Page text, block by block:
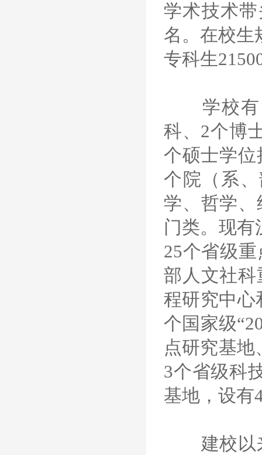
学术技术
名。在校生
专科生
学校有
科、2个博
个硕士学位
个院（系
学、哲学
门类。现
25个省级
部人文社
程研究中心
个国家级
点研究基
3个省级科
基地，设有
建校以来